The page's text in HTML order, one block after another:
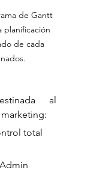
de Gantt
planificación
de cada
al
total